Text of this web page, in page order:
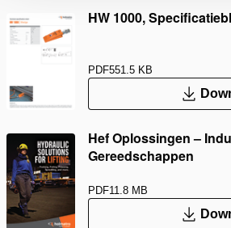
HW 1000,
PDF551.5 KB
Hef Oplossingen –
Gereedschappen
PDF11.8 MB